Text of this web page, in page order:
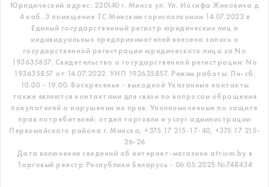
Юридический адрес: 220140 г. Минск ул. Ул. Иосифа Жиновича д
4 каб. 3 помещение ТС Минским горисполкомом 14.07.2022 в
Единый государственный регистр юридических лиц и
индивидуальных предпринимателей внесена запись о
государственной регистрации юридического лица за No
193635857. Свидетельство о государственной регистрации: No
193635857 от 14.07.2022. УНП 193635857. Режим работы: Пн-сб.
10.00 - 19.00. Воскресенье - выходной Указанные контакты
также являются контактами для связи по вопросам обращения
покупателей о нарушении их прав. Уполномоченные по защите
прав потребителей: отдел торговли и услуг администрации
Первомайского района г. Минска, +375 17 215-17-40, +375 17 215-
26-26
Дата включения сведений об интернет-магазине atrium.by в
Торговый реестр Республики Беларусь - 06.05.2025 №748434